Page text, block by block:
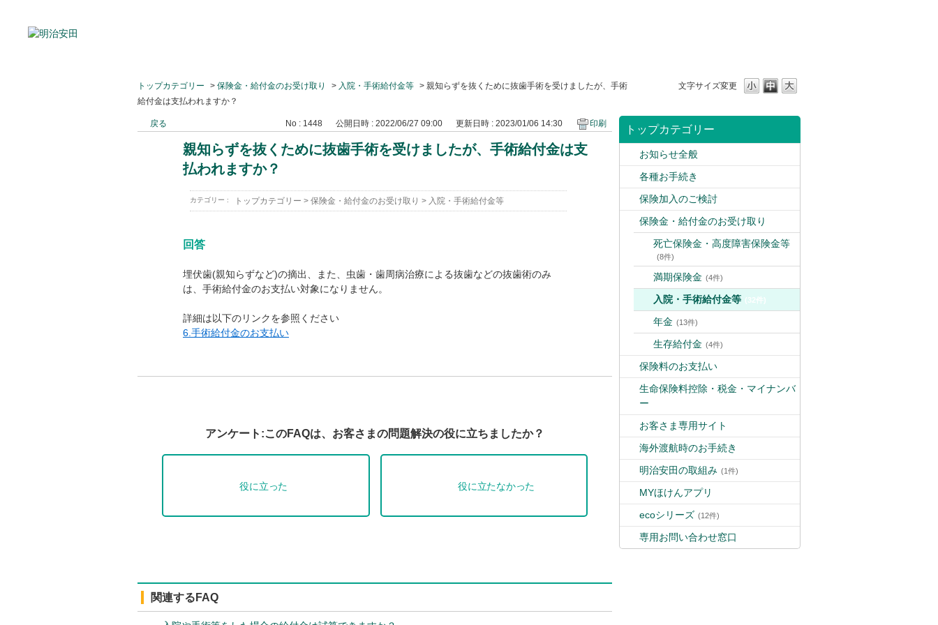
文字サイズ変更
トップカテゴリー > 保険金・給付金のお受け取り > 入院・手術給付金等 > 親知らずを抜くために抜歯手術を受けましたが、手術
給付金は支払われますか？
トップカテゴリー
お知らせ全般
各種お手続き
保険加入のご検討
保険金・給付金のお受け取り
死亡保険金・高度障害保険金等
(8件)
満期保険金 (4件)
入院・手術給付金等 (32件)
年金 (13件)
生存給付金 (4件)
保険料のお支払い
生命保険料控除・税金・マイナンバ
ー
お客さま専用サイト
海外渡航時のお手続き
明治安田の取組み (1件)
MYほけんアプリ
ecoシリーズ (12件)
専用お問い合わせ窓口
戻る No : 1448 公開日時 : 2022/06/27 09:00 更新日時 : 2023/01/06 14:30 印刷
親知らずを抜くために抜歯手術を受けましたが、手術給付金は支
払われますか？
カテゴリー : トップカテゴリー > 保険金・給付金のお受け取り > 入院・手術給付金等
回答
埋伏歯(親知らずなど)の摘出、また、虫歯・歯周病治療による抜歯などの抜歯術のみ
は、手術給付金のお支払い対象になりません。
詳細は以下のリンクを参照ください
6.手術給付金のお支払い
アンケート:このFAQは、お客さまの問題解決の役に立ちましたか？
役に立った 役に立たなかった
関連するFAQ